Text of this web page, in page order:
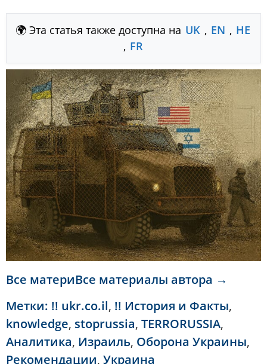
🌍 Эта статья также доступна на UK , EN , HE
, FR
Все материВсе материалы автора →
Метки: !! ukr.co.il, !! История и Факты,
knowledge, stoprussia, TERRORUSSIA,
Аналитика, Израиль, Оборона Украины,
Рекомендации, Украина